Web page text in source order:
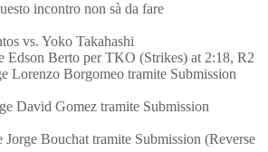
incontro non sà da fare
vs. Yoko Takahashi
Edson Berto per TKO (Strikes) at 2:18, R2
Lorenzo Borgomeo tramite Submission
David Gomez tramite Submission
Bouchat tramite Submission (Reverse